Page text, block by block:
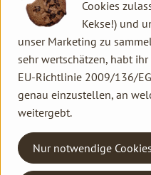
, Preis:
3,99 €
Dinkel Schupfnudeln frisch
, Herkunft:
EU
Cookies
Kekse!) und
unser Marketing zu
sehr wertschätzen, habt
EU-Richtlinie 2009/136/
genau einzustellen, an
weitergebt.
Nur notwendige